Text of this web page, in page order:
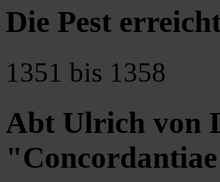
Die Pest
1351 bis 1358
Abt Ulrich von